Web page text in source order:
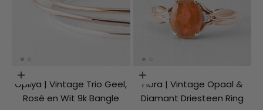
VOEG TOE AAN WINKELMAND
Opilya | Vintage Trio Geel,
Rosé en Wit 9k Bangle
Opties kiezen
Fiora | Vintage Opaal &
Diamant Driesteen Ring